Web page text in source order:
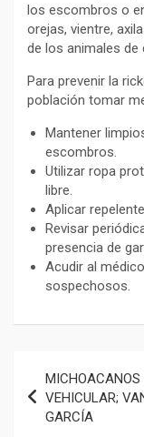
los escombros o
orejas, vientre,
de los animales de
Para prevenir la
población tomar
Mantener
escombros.
Utilizar ropa
libre.
Aplicar
Revisar
presencia de
Acudir al
sospechosos.
de
entradas
MICHOACANOS
VEHICULAR;
GARCÍA